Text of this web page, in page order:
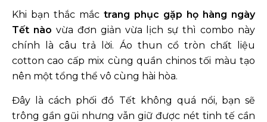
Khi bạn thắc mắc trang phục gặp họ hàng ngày
Tết nào vừa đơn giản vừa lịch sự thì combo này
chính là câu trả lời. Áo thun cổ tròn chất liệu
cotton cao cấp mix cùng quần chinos tối màu tạo
nên một tổng thể vô cùng hài hòa.
Đây là cách phối đồ Tết không quá nổi, bạn sẽ
trông gần gũi nhưng vẫn giữ được nét tinh tế cần